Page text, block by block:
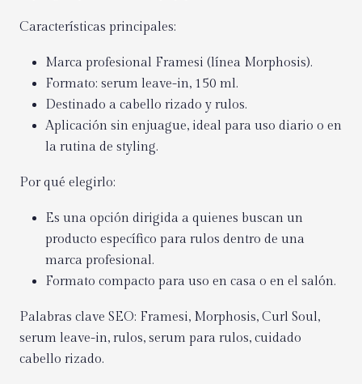
Características principales:
Marca profesional Framesi (línea Morphosis).
Formato: serum leave-in, 150 ml.
Destinado a cabello rizado y rulos.
Aplicación sin enjuague, ideal para uso diario o en
la rutina de styling.
Por qué elegirlo:
Es una opción dirigida a quienes buscan un
producto específico para rulos dentro de una
marca profesional.
Formato compacto para uso en casa o en el salón.
Palabras clave SEO: Framesi, Morphosis, Curl Soul,
serum leave-in, rulos, serum para rulos, cuidado
cabello rizado.